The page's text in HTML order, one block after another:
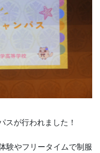
スが行われました！
験やフリータイムで制服